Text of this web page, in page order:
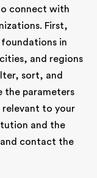
connect with
First,
in
and regions
sort, and
the parameters
to your
and the
contact the